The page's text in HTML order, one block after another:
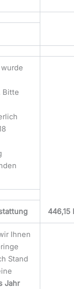
Bitte
446,15
Ihnen
Stand
Jahr